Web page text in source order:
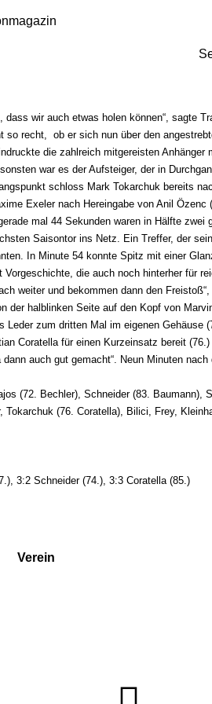
wir auch etwas holen können“,
recht,  ob er sich nun über den
die zahlreich mitgereisten
war es der Aufsteiger, der in
schloss Mark Tokarchuk bereits
Exeler nach Hereingabe von Anil Özenc
mal 44 Sekunden waren in Hälfte
Saisontor ins Netz. Ein Treffer, der
In Minute 54 konnte Spitz mit einer
die auch noch hinterher
weiter und bekommen dann den
halblinken Seite auf den Kopf von
zum dritten Mal im eigenen
Coratella für einen Kurzeinsatz bereit
auch gut gemacht“. Neun Minuten
(72. Bechler), Schneider (83. Baumann),
(76. Coratella), Bilici, Frey,
3:2 Schneider (74.), 3:3 Coratella (85.)
Verein